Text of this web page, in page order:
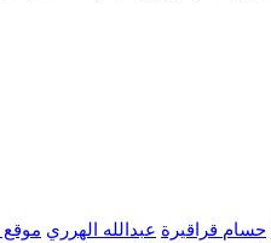
حسام قراقيرة عبدالله الهرري موقع takarir.net